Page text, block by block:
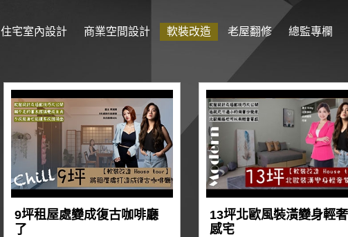
住宅室內設計 商業空間設計 軟裝改造 老屋翻修 總監專欄
9坪租屋處變成復古咖啡廳
了
13坪北歐風裝潢變身輕
感宅